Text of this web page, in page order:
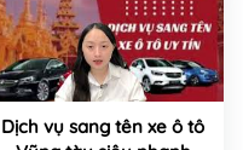
Dịch vụ sang tên xe ô tô